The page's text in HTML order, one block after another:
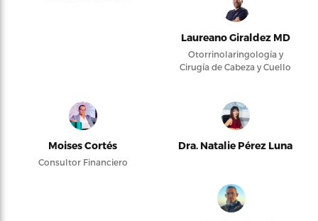
Laureano Giraldez MD
Otorrinolaringología y
Cirugía de Cabeza y Cuello
Moises Cortés
Consultor Financiero
Dra. Natalie Pérez Luna